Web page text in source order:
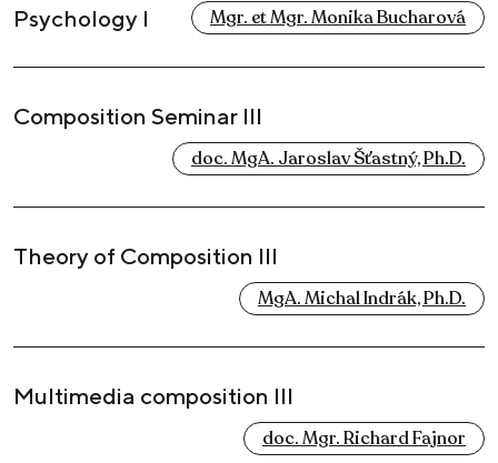
Psychology I Mgr. et Mgr. Monika Bucharová
Composition Seminar III
doc. MgA. Jaroslav Šťastný, Ph.D.
Theory of Composition III
MgA. Michal Indrák, Ph.D.
Multimedia composition III
doc. Mgr. Richard Fajnor